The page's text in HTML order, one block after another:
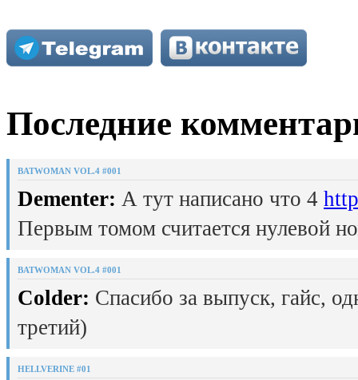
Последние
BATWOMAN VOL.4 #001
Dementer: А тут написано что 4
Первым томом считается нулевой
BATWOMAN VOL.4 #001
Colder: Спасибо за выпуск, гайс,
третий)
HELLVERINE #01